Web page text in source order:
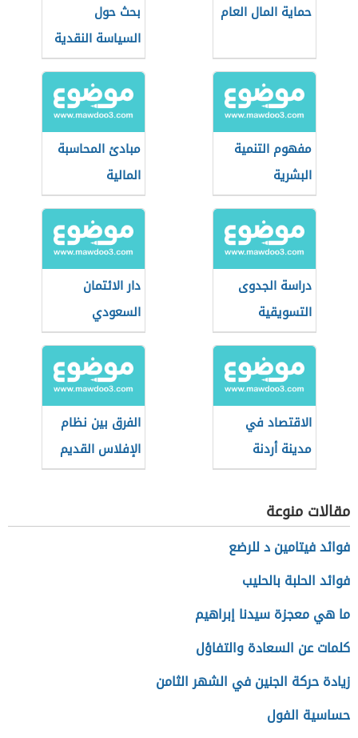
حماية المال العام
بحث حول
السياسة النقدية
مفهوم التنمية
البشرية
مبادئ المحاسبة
المالية
دراسة الجدوى
التسويقية
دار الائتمان
السعودي
الاقتصاد في
مدينة أردنة
الفرق بين نظام
الإفلاس القديم
والجديد السعودي
مقالات منوعة
فوائد فيتامين د للرضع
فوائد الحلبة بالحليب
ما هي معجزة سيدنا إبراهيم
كلمات عن السعادة والتفاؤل
زيادة حركة الجنين في الشهر الثامن
حساسية الفول